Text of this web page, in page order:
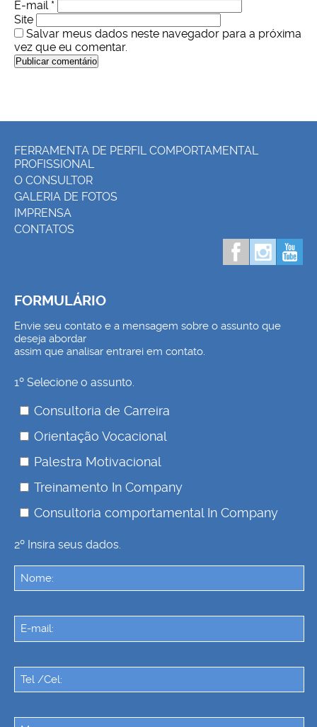
E-mail *
Site
Salvar meus dados neste navegador para a próxima
vez que eu comentar.
FERRAMENTA DE PERFIL COMPORTAMENTAL
PROFISSIONAL
O CONSULTOR
GALERIA DE FOTOS
IMPRENSA
CONTATOS
FORMULÁRIO
Envie seu contato e a mensagem sobre o assunto que
deseja abordar
assim que analisar entrarei em contato.
1º Selecione o assunto.
Consultoria de Carreira
Orientação Vocacional
Palestra Motivacional
Treinamento In Company
Consultoria comportamental In Company
2º Insira seus dados.